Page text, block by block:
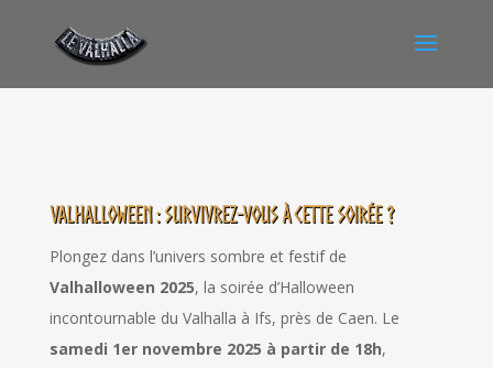
Valhalloween : Survivrez-vous à cette soirée ?
Plongez dans l’univers sombre et festif de
Valhalloween 2025, la soirée d’Halloween
incontournable du Valhalla à Ifs, près de Caen. Le
samedi 1er novembre 2025 à partir de 18h,